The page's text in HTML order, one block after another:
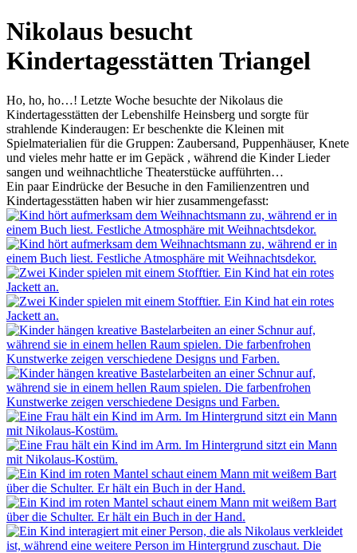
Nikolaus besucht
Kindertagesstätten Triangel
Ho, ho, ho…! Letzte Woche besuchte der Nikolaus die
Kindertagesstätten der Lebenshilfe Heinsberg und sorgte für
strahlende Kinderaugen: Er beschenkte die Kleinen mit
Spielmaterialien für die Gruppen: Zaubersand, Puppenhäuser, Knete
und vieles mehr hatte er im Gepäck , während die Kinder Lieder
sangen und weihnachtliche Theaterstücke aufführten…
Ein paar Eindrücke der Besuche in den Familienzentren und
Kindertagesstätten haben wir hier zusammengefasst: